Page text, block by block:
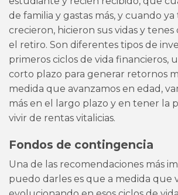
de familia y gastas más, y cuando ya
crecieron, hicieron sus vidas y
el retiro. Son diferentes tipos de
primeros ciclos de vida financieros,
corto plazo para generar retornos
medida que avanzamos en edad,
más en el largo plazo y en tener la
vivir de rentas vitalicias.
Fondos de contingencia
Una de las recomendaciones más
puedo darles es que a medida que